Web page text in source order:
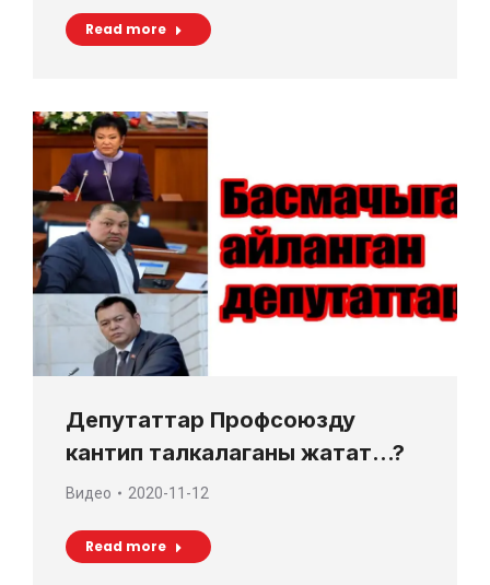
Read more
Депутаттар Профсоюзду
кантип талкалаганы жатат…?
Видео 2020-11-12
Read more